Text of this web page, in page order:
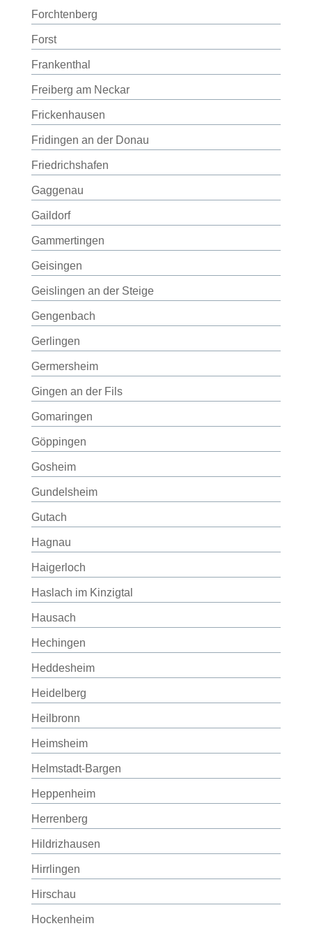
Forchtenberg
Forst
Frankenthal
Freiberg am Neckar
Frickenhausen
Fridingen an der Donau
Friedrichshafen
Gaggenau
Gaildorf
Gammertingen
Geisingen
Geislingen an der Steige
Gengenbach
Gerlingen
Germersheim
Gingen an der Fils
Gomaringen
Göppingen
Gosheim
Gundelsheim
Gutach
Hagnau
Haigerloch
Haslach im Kinzigtal
Hausach
Hechingen
Heddesheim
Heidelberg
Heilbronn
Heimsheim
Helmstadt-Bargen
Heppenheim
Herrenberg
Hildrizhausen
Hirrlingen
Hirschau
Hockenheim